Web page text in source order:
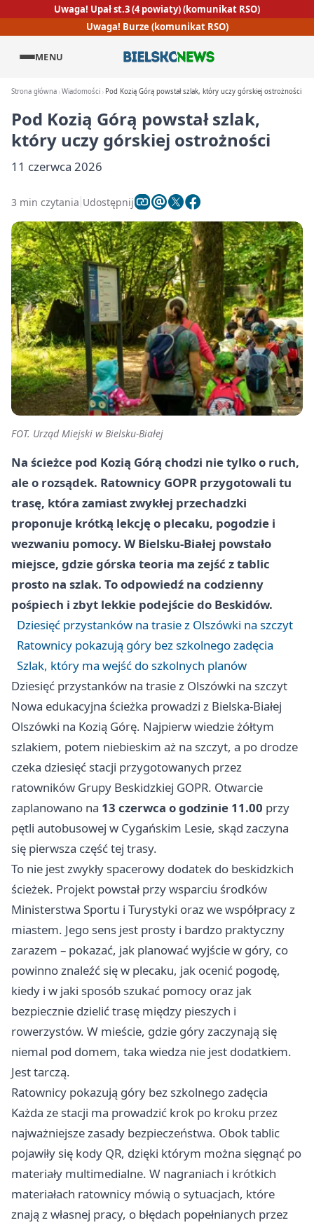
Uwaga! Upał st.3 (4 powiaty) (komunikat RSO)
Uwaga! Burze (komunikat RSO)
MENU
Strona główna Wiadomości Pod Kozią Górą powstał szlak, który uczy górskiej ostrożności
Pod Kozią Górą powstał szlak,
który uczy górskiej ostrożności
11 czerwca 2026
3 min czytania Udostępnij
FOT. Urząd Miejski w Bielsku-Białej
Na ścieżce pod Kozią Górą chodzi nie tylko o ruch,
ale o rozsądek. Ratownicy GOPR przygotowali tu
trasę, która zamiast zwykłej przechadzki
proponuje krótką lekcję o plecaku, pogodzie i
wezwaniu pomocy. W Bielsku-Białej powstało
miejsce, gdzie górska teoria ma zejść z tablic
prosto na szlak. To odpowiedź na codzienny
pośpiech i zbyt lekkie podejście do Beskidów.
Dziesięć przystanków na trasie z Olszówki na szczyt
Ratownicy pokazują góry bez szkolnego zadęcia
Szlak, który ma wejść do szkolnych planów
Dziesięć przystanków na trasie z Olszówki na szczyt
Nowa edukacyjna ścieżka prowadzi z Bielska-Białej
Olszówki na Kozią Górę. Najpierw wiedzie żółtym
szlakiem, potem niebieskim aż na szczyt, a po drodze
czeka dziesięć stacji przygotowanych przez
ratowników Grupy Beskidzkiej GOPR. Otwarcie
zaplanowano na 13 czerwca o godzinie 11.00 przy
pętli autobusowej w Cygańskim Lesie, skąd zaczyna
się pierwsza część tej trasy.
To nie jest zwykły spacerowy dodatek do beskidzkich
ścieżek. Projekt powstał przy wsparciu środków
Ministerstwa Sportu i Turystyki oraz we współpracy z
miastem. Jego sens jest prosty i bardzo praktyczny
zarazem – pokazać, jak planować wyjście w góry, co
powinno znaleźć się w plecaku, jak ocenić pogodę,
kiedy i w jaki sposób szukać pomocy oraz jak
bezpiecznie dzielić trasę między pieszych i
rowerzystów. W mieście, gdzie góry zaczynają się
niemal pod domem, taka wiedza nie jest dodatkiem.
Jest tarczą.
Ratownicy pokazują góry bez szkolnego zadęcia
Każda ze stacji ma prowadzić krok po kroku przez
najważniejsze zasady bezpieczeństwa. Obok tablic
pojawiły się kody QR, dzięki którym można sięgnąć po
materiały multimedialne. W nagraniach i krótkich
materiałach ratownicy mówią o sytuacjach, które
znają z własnej pracy, o błędach popełnianych przez